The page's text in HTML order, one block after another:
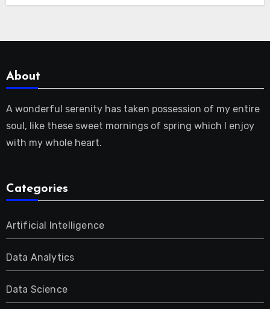
About
A wonderful serenity has taken possession of my entire
soul, like these sweet mornings of spring which I enjoy
with my whole heart.
Categories
Artificial Intelligence
Data Analytics
Data Science